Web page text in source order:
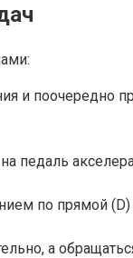
и поочередно
педаль
по прямой
а